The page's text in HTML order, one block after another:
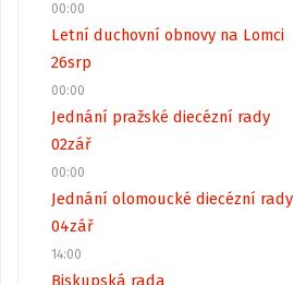
00:00
Letní duchovní obnovy na Lomci
26srp
00:00
Jednání pražské diecézní rady
02zář
00:00
Jednání olomoucké diecézní rady
04zář
14:00
Biskupská rada